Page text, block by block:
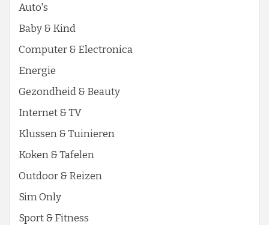
Auto's
Baby & Kind
Computer & Electronica
Energie
Gezondheid & Beauty
Internet & TV
Klussen & Tuinieren
Koken & Tafelen
Outdoor & Reizen
Sim Only
Sport & Fitness